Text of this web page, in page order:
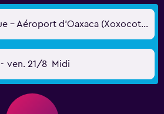
Oaxaca, Mexique - Aéroport d'Oaxaca (Xoxocotlan) (OAX)
- ven. 21/8 Midi